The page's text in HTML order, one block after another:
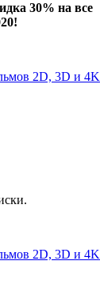
30% на все
2D, 3D и 4K
2D, 3D и 4K